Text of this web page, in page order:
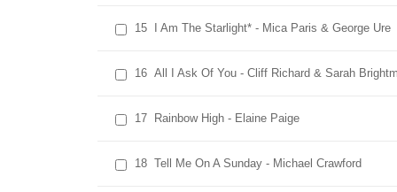
15 I Am The Starlight* - Mica Paris & George Ure
16 All I Ask Of You - Cliff Richard & Sarah
17 Rainbow High - Elaine Paige
18 Tell Me On A Sunday - Michael Crawford